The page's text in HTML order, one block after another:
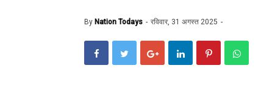
By Nation Todays रविवार, 31 अगस्त 2025